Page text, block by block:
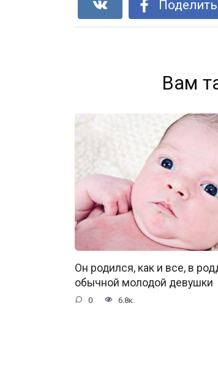
Вам
Он родился, как и все, в
обычной молодой девушки
0 6.8к.